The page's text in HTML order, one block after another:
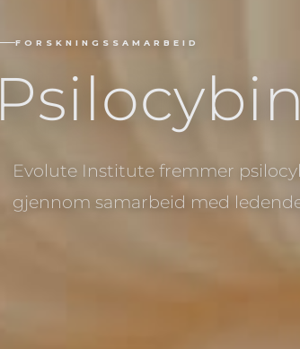
FORSKNINGSSAMARBEID
Evolute Institute fremmer
gjennom samarbeid med